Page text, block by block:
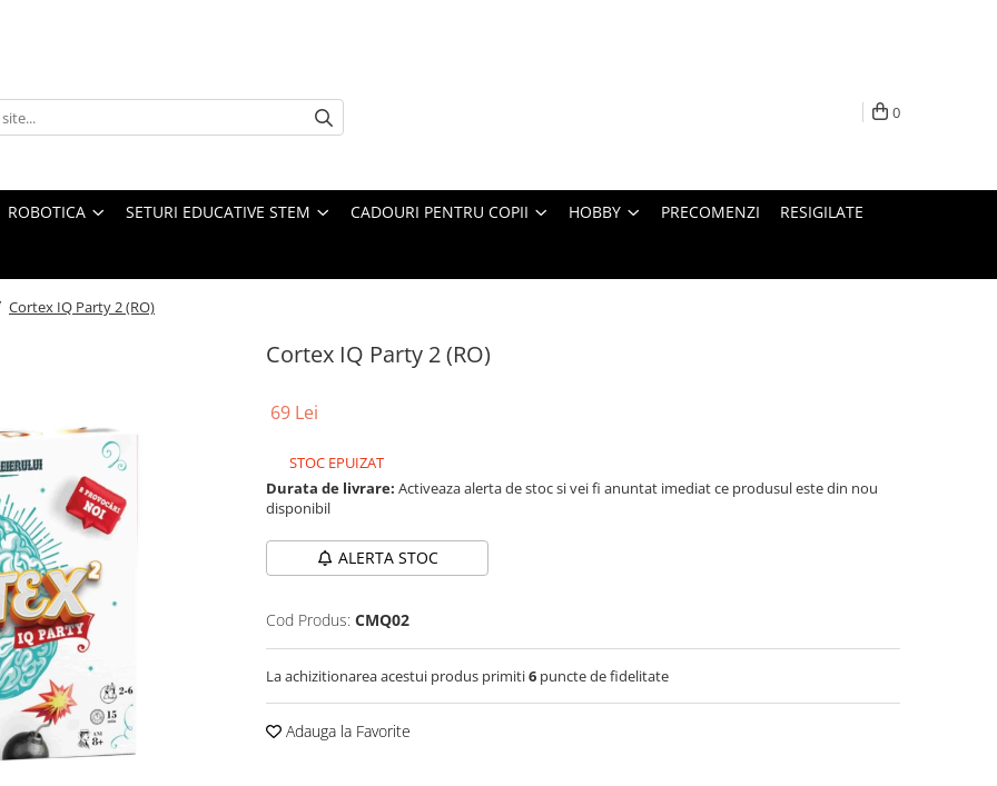
0
ROBOTICA SETURI EDUCATIVE STEM CADOURI PENTRU COPII HOBBY PRECOMENZI RESIGILATE
Cortex IQ Party 2 (RO)
Cortex IQ Party 2 (RO)
69 Lei
STOC EPUIZAT
Durata de livrare: Activeaza alerta de stoc si vei fi anuntat imediat ce produsul este din nou
disponibil
ALERTA STOC
Cod Produs: CMQ02
La achizitionarea acestui produs primiti6 puncte de fidelitate
Adauga la Favorite